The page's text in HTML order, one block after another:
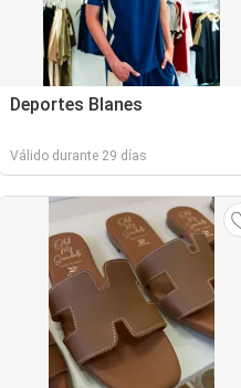
Deportes Blanes
Válido durante 29 días